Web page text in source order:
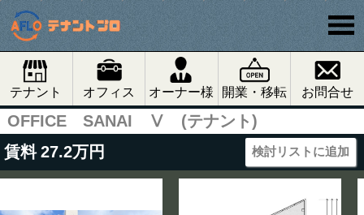
テナント オフィス オーナー様 開業・移転 お問合せ
OFFICE SANAI Ⅴ (テナント)
賃料 27.2万円 検討リストに追加